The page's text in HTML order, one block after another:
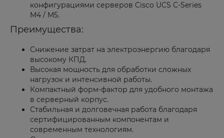
конфигурациями серверов Cisco UCS C-Series
M4 / M5.
Преимущества:
Снижение затрат на электроэнергию благодаря
высокому КПД.
Высокая мощность для обработки сложных
нагрузок и интенсивной работы.
Компактный форм-фактор для удобного монтажа
в серверный корпус.
Стабильная и долговечная работа благодаря
сертифицированным компонентам и
современным технологиям.